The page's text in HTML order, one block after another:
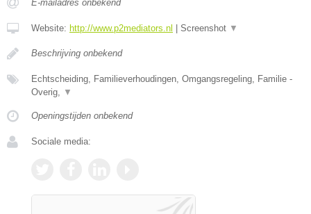
E-mailadres onbekend
Website: http://www.p2mediators.nl Screenshot ▼
Beschrijving onbekend
Echtscheiding, Familieverhoudingen, Omgangsregeling, Familie -
Overig, ▼
Openingstijden onbekend
Sociale media: